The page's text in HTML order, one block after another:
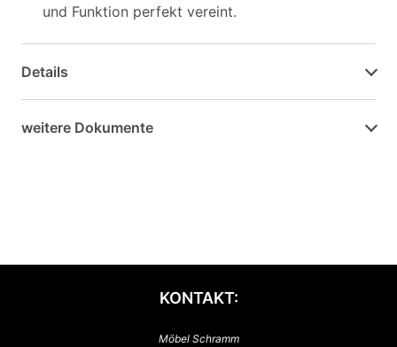
und Funktion perfekt vereint.
Details
weitere Dokumente
KONTAKT:
Möbel Schramm